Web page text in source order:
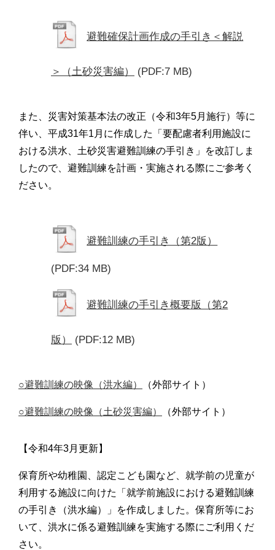
避難確保計画作成の手引き＜解説
＞（土砂災害編） (PDF:7 MB)
また、災害対策基本法の改正（令和3年5月施行）等に
伴い、平成31年1月に作成した「要配慮者利用施設に
おける洪水、土砂災害避難訓練の手引き」を改訂しま
したので、避難訓練を計画・実施される際にご参考く
ださい。
避難訓練の手引き（第2版）
(PDF:34 MB)
避難訓練の手引き概要版（第2
版） (PDF:12 MB)
○避難訓練の映像（洪水編） （外部サイト）
○避難訓練の映像（土砂災害編） （外部サイト）
【令和4年3月更新】
保育所や幼稚園、認定こども園など、就学前の児童が
利用する施設に向けた「就学前施設における避難訓練
の手引き（洪水編）」を作成しました。保育所等にお
いて、洪水に係る避難訓練を実施する際にご利用くだ
さい。